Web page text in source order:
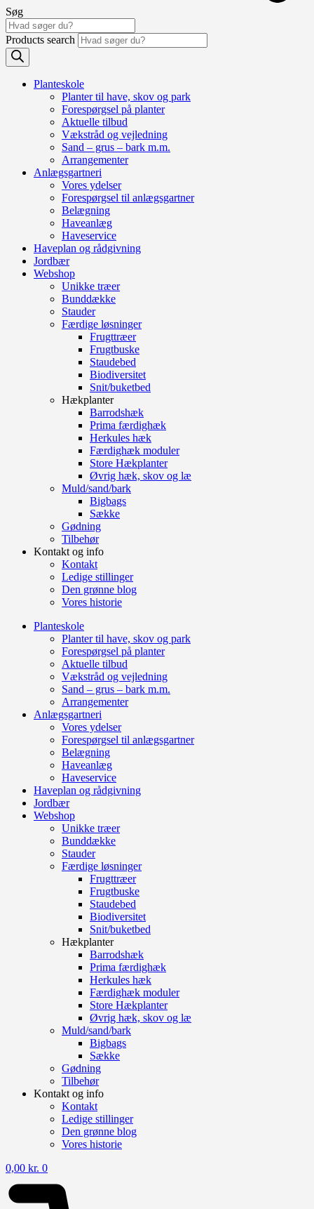
Søg
Products search
Planteskole
Planter til have, skov og park
Forespørgsel på planter
Aktuelle tilbud
Vækstråd og vejledning
Sand – grus – bark m.m.
Arrangementer
Anlægsgartneri
Vores ydelser
Forespørgsel til anlægsgartner
Belægning
Haveanlæg
Haveservice
Haveplan og rådgivning
Jordbær
Webshop
Unikke træer
Bunddække
Stauder
Færdige løsninger
Frugttræer
Frugtbuske
Staudebed
Biodiversitet
Snit/buketbed
Hækplanter
Barrodshæk
Prima færdighæk
Herkules hæk
Færdighæk moduler
Store Hækplanter
Øvrig hæk, skov og læ
Muld/sand/bark
Bigbags
Sække
Gødning
Tilbehør
Kontakt og info
Kontakt
Ledige stillinger
Den grønne blog
Vores historie
Planteskole
Planter til have, skov og park
Forespørgsel på planter
Aktuelle tilbud
Vækstråd og vejledning
Sand – grus – bark m.m.
Arrangementer
Anlægsgartneri
Vores ydelser
Forespørgsel til anlægsgartner
Belægning
Haveanlæg
Haveservice
Haveplan og rådgivning
Jordbær
Webshop
Unikke træer
Bunddække
Stauder
Færdige løsninger
Frugttræer
Frugtbuske
Staudebed
Biodiversitet
Snit/buketbed
Hækplanter
Barrodshæk
Prima færdighæk
Herkules hæk
Færdighæk moduler
Store Hækplanter
Øvrig hæk, skov og læ
Muld/sand/bark
Bigbags
Sække
Gødning
Tilbehør
Kontakt og info
Kontakt
Ledige stillinger
Den grønne blog
Vores historie
0,00 kr. 0